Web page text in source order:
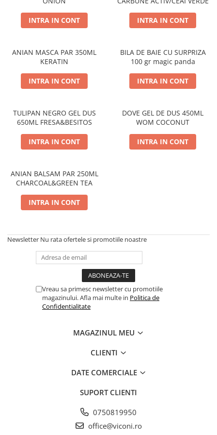
PERII SI RACLETE
MUSAMA, LINOLEUM
UNICA FOLOSINTA
INTRA IN CONT INTRA IN CONT
ANIAN MASCA PAR 350ML
KERATIN
INTRA IN CONT
BILA DE BAIE CU SURPRIZA
100 gr magic panda
INTRA IN CONT
TULIPAN NEGRO GEL DUS
650ML FRESA&BESITOS
INTRA IN CONT
DOVE GEL DE DUS 450ML
WOM COCONUT
INTRA IN CONT
ANIAN BALSAM PAR 250ML
CHARCOAL&GREEN TEA
INTRA IN CONT
Newsletter Nu rata ofertele si promotiile noastre
Vreau sa primesc newsletter cu promotiile
magazinului. Afla mai multe in Politica de
Confidentialitate
MAGAZINUL MEU
CLIENTI
DATE COMERCIALE
SUPORT CLIENTI
0750819950
office@viconi.ro